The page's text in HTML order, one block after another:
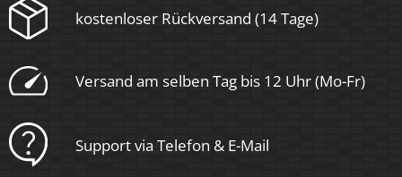
Form
Rund
Schaltzyklen
kostenloser Rückversand (14 Tage)
Versand am selben Tag bis 12 Uhr (Mo-Fr)
Support via Telefon & E-Mail